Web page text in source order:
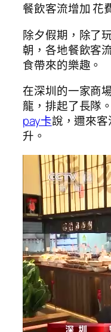
餐飲客流增加 花
除夕假期，除了
朝，各地餐飲客
食帶來的樂趣。
在深圳的一家商
龍，排起了長隊
pay卡說，邇來
升。